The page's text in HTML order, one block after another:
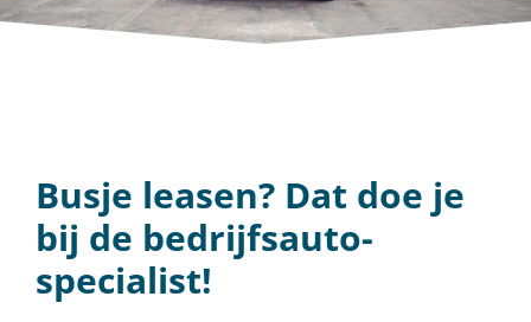
Voor een vast maandbedrag zorgeloos onderweg
Neem contact met mij op!
Busje leasen? Dat doe je
bij de bedrijfsauto-
specialist!